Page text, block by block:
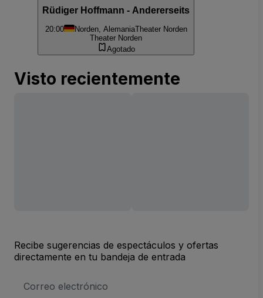
Rüdiger Hoffmann - Andererseits
20:00 Norden, AlemaniaTheater Norden
Theater Norden
Agotado
Visto recientemente
Recibe sugerencias de espectáculos y ofertas
directamente en tu bandeja de entrada
de